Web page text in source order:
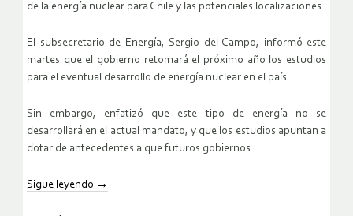
de la energía nuclear para Chile y las potenciales localizaciones.
El subsecretario de Energía, Sergio del Campo, informó este
martes que el gobierno retomará el próximo año los estudios
para el eventual desarrollo de energía nuclear en el país.
Sin embargo, enfatizó que este tipo de energía no se
desarrollará en el actual mandato, y que los estudios apuntan a
dotar de antecedentes a que futuros gobiernos.
Sigue leyendo →